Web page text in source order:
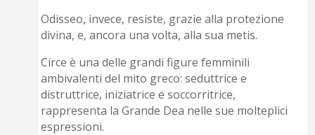
Odisseo, invece, resiste, grazie alla protezione
divina, e, ancora una volta, alla sua metis.
Circe è una delle grandi figure femminili
ambivalenti del mito greco: seduttrice e
distruttrice, iniziatrice e soccorritrice,
rappresenta la Grande Dea nelle sue molteplici
espressioni.